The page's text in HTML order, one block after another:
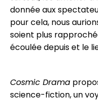
donnée aux
pour cela, nous
soient plus
écoulée depuis et le
Cosmic Drama
science-fiction, un